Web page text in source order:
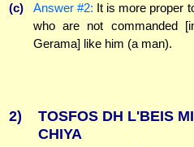
(c) Answer #2: It is more proper
who are not commanded
Gerama] like him (a man).
2)
TOSFOS DH L'BEIS
CHIYA